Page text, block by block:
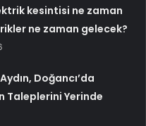
kesintisi ne zaman
ne zaman gelecek?
Doğancı’da
Taleplerini Yerinde